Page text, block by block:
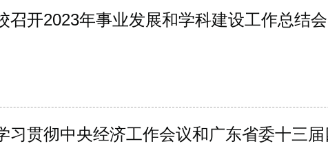
召开2023年事业发展和学科建设工作总结会
习贯彻中央经济工作会议和广东省委十三